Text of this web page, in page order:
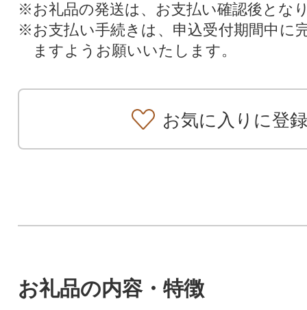
※お礼品の発送は、お支払い確認後とな
※お支払い手続きは、申込受付期間中に
ますようお願いいたします。
お気に入りに登録
お礼品の内容・特徴